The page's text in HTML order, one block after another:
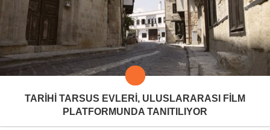
TARİHİ TARSUS EVLERİ, ULUSLARARASI FİLM
PLATFORMUNDA TANITILIYOR